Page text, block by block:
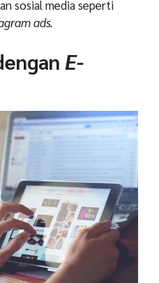
sosial media seperti
ads.
E-